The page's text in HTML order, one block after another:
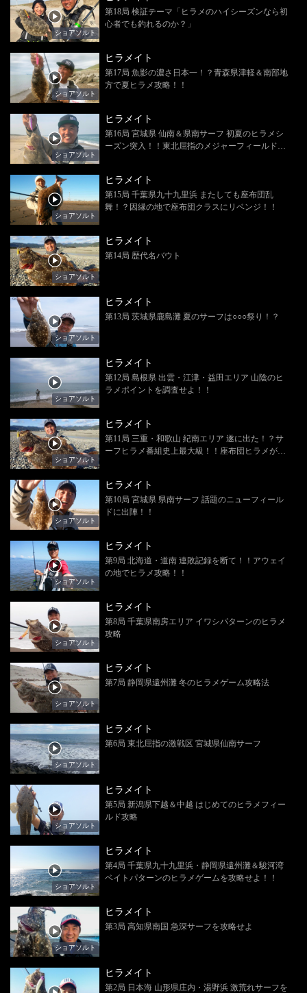
ショアソルト
第18局 検証テーマ「ヒラメのハイシーズンなら初
心者でも釣れるのか？」
ショアソルト
ヒラメイト
第17局 魚影の濃さ日本一！？青森県津軽＆南部地
方で夏ヒラメ攻略！！
ショアソルト
ヒラメイト
第16局 宮城県 仙南＆県南サーフ 初夏のヒラメシ
ーズン突入！！東北屈指のメジャーフィールドで
ショアソルト
ヒラメイト
第15局 千葉県九十九里浜 またしても座布団乱
舞！？因縁の地で座布団クラスにリベンジ！！
ショアソルト
ヒラメイト
第14局 歴代名バウト
ショアソルト
ヒラメイト
第13局 茨城県鹿島灘 夏のサーフは○○○祭り！？
ショアソルト
ヒラメイト
第12局 島根県 出雲・江津・益田エリア 山陰のヒ
ラメポイントを調査せよ！！
ショアソルト
ヒラメイト
第11局 三重・和歌山 紀南エリア 遂に出た！？サ
ーフヒラメ番組史上最大級！！座布団ヒラメが釣
ショアソルト
ヒラメイト
第10局 宮城県 県南サーフ 話題のニューフィール
ドに出陣！！
ショアソルト
ヒラメイト
第9局 北海道・道南 連敗記録を断て！！アウェイ
の地でヒラメ攻略！！
ショアソルト
ヒラメイト
第8局 千葉県南房エリア イワシパターンのヒラメ
攻略
ショアソルト
ヒラメイト
第7局 静岡県遠州灘 冬のヒラメゲーム攻略法
ショアソルト
ヒラメイト
第6局 東北屈指の激戦区 宮城県仙南サーフ
ショアソルト
ヒラメイト
第5局 新潟県下越＆中越 はじめてのヒラメフィー
ルド攻略
ショアソルト
ヒラメイト
第4局 千葉県九十九里浜・静岡県遠州灘＆駿河湾
ベイトパターンのヒラメゲームを攻略せよ！！
ショアソルト
ヒラメイト
第3局 高知県南国 急深サーフを攻略せよ
ヒラメイト
第2局 日本海 山形県庄内・湯野浜 激荒れサーフを